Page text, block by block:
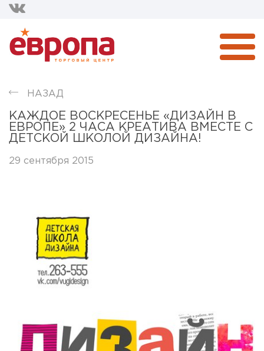
НАЗАД
КАЖДОЕ ВОСКРЕСЕНЬЕ «ДИЗАЙН В
ЕВРОПЕ» 2 ЧАСА КРЕАТИВА ВМЕСТЕ С
ДЕТСКОЙ ШКОЛОЙ ДИЗАЙНА!
29 сентября 2015